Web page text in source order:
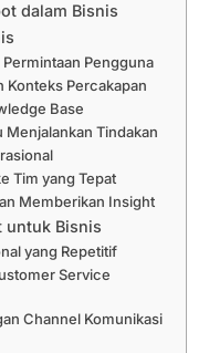
dalam Bisnis
Pengguna
Percakapan
Base
Tindakan
Tim yang Tepat
Memberikan Insight
untuk Bisnis
yang Repetitif
Service
Channel Komunikasi